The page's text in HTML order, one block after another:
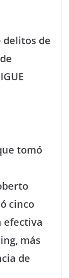
delitos de
tomó
cinco
efectiva
más
de